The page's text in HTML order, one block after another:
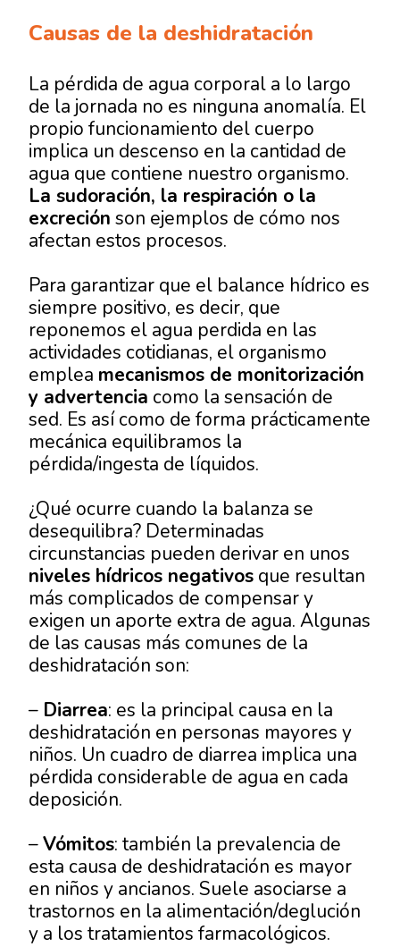
Causas de la deshidratación
La pérdida de agua corporal a lo largo
de la jornada no es ninguna anomalía. El
propio funcionamiento del cuerpo
implica un descenso en la cantidad de
agua que contiene nuestro organismo.
La sudoración, la respiración o la
excreción son ejemplos de cómo nos
afectan estos procesos.
Para garantizar que el balance hídrico es
siempre positivo, es decir, que
reponemos el agua perdida en las
actividades cotidianas, el organismo
emplea mecanismos de monitorización
y advertencia como la sensación de
sed. Es así como de forma prácticamente
mecánica equilibramos la
pérdida/ingesta de líquidos.
¿Qué ocurre cuando la balanza se
desequilibra? Determinadas
circunstancias pueden derivar en unos
niveles hídricos negativos que resultan
más complicados de compensar y
exigen un aporte extra de agua. Algunas
de las causas más comunes de la
deshidratación son:
– Diarrea: es la principal causa en la
deshidratación en personas mayores y
niños. Un cuadro de diarrea implica una
pérdida considerable de agua en cada
deposición.
–Vómitos: también la prevalencia de
esta causa de deshidratación es mayor
en niños y ancianos. Suele asociarse a
trastornos en la alimentación/deglución
y a los tratamientos farmacológicos.